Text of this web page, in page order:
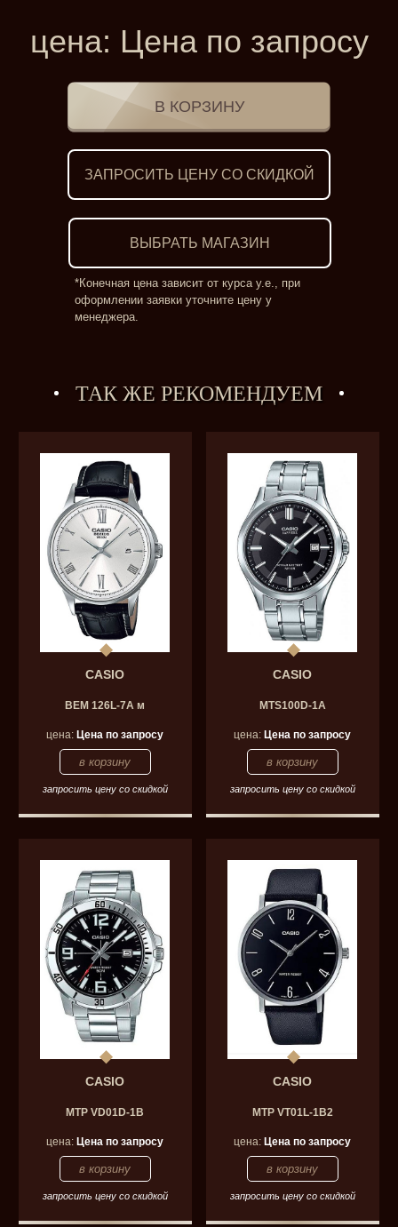
цена: Цена по запросу
ЗАПРОСИТЬ ЦЕНУ СО СКИДКОЙ
ВЫБРАТЬ МАГАЗИН
*Конечная цена зависит от курса у.е., при
оформлении заявки уточните цену у
менеджера.
ТАК ЖЕ РЕКОМЕНДУЕМ
CASIO
BEM 126L-7A м
цена: Цена по запросу
запросить цену со скидкой
CASIO
MTS100D-1A
цена: Цена по запросу
запросить цену со скидкой
CASIO
MTP VD01D-1B
цена: Цена по запросу
запросить цену со скидкой
CASIO
MTP VT01L-1B2
цена: Цена по запросу
запросить цену со скидкой